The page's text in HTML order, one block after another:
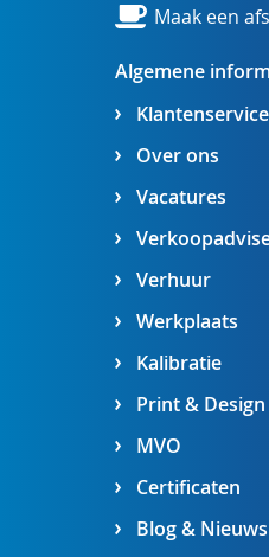
Algemene
Klantenservice
Over ons
Vacatures
Verhuur
Werkplaats
Kalibratie
Print & Design
MVO
Certificaten
Blog & Nieuws
Maak een